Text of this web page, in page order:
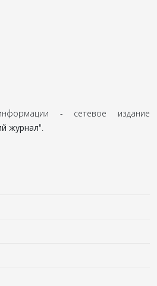
- сетевое издание
журнал".